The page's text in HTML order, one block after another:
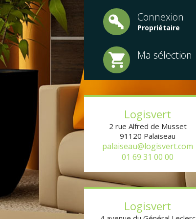
Connexion
Propriétaire
Ma sélection
Logisvert
2 rue Alfred de Musset
91120 Palaiseau
palaiseau@logisvert.com
01 69 31 00 00
Logisvert
1 2 3 4 5 6